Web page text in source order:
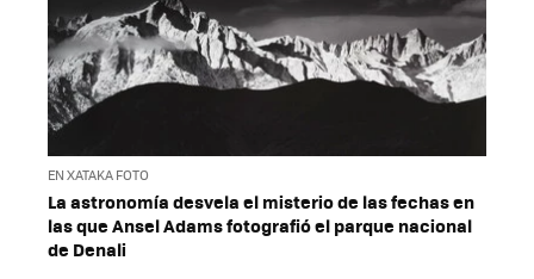
EN XATAKA FOTO
La astronomía desvela el misterio de las fechas en
las que Ansel Adams fotografió el parque nacional
de Denali